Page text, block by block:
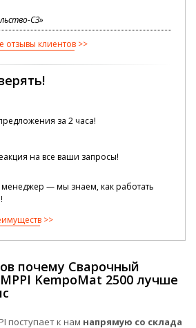
СЗ»
отзывы клиентов
за 2 часа!
на все ваши запросы!
менеджер — мы знаем, как работать
почему Сварочный
KempoMat 2500 лучше
поступает к нам напрямую со склада